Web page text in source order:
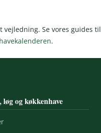
Se vores guides til
havekalenderen.
og køkkenhave